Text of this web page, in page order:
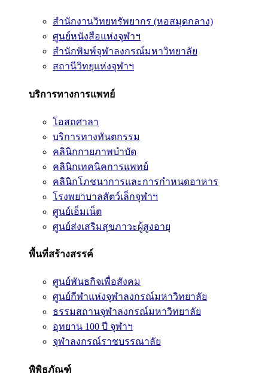
สำนักงานวิทยทรัพยากร (หอสมุดกลาง)
ศูนย์หนังสือแห่งจุฬาฯ
สำนักพิมพ์จุฬาลงกรณ์มหาวิทยาลัย
สถานีวิทยุแห่งจุฬาฯ
บริการทางการแพทย์
โอสถศาลา
บริการทางทันตกรรม
คลินิกกายภาพบำบัด
คลินิกเทคนิคการแพทย์
คลินิกโภชนาการและการกำหนดอาหาร
โรงพยาบาลสัตว์เล็กจุฬาฯ
ศูนย์เอ็มเน็ต
ศูนย์ส่งเสริมสุขภาวะผู้สูงอายุ
พื้นที่สร้างสรรค์
ศูนย์พันธกิจเพื่อสังคม
ศูนย์กีฬาแห่งจุฬาลงกรณ์มหาวิทยาลัย
ธรรมสถานจุฬาลงกรณ์มหาวิทยาลัย
อุทยาน 100 ปี จุฬาฯ
จุฬาลงกรณ์ราชบรรณาลัย
พิพิธภัณฑ์